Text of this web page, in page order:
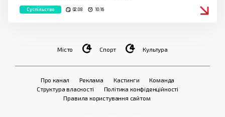
Суспільство 02.08 10:16
Місто Спорт Культура
Про канал Реклама Кастинги
Команда
Структура власності
Політика конфіденційності
Правила користування сайтом